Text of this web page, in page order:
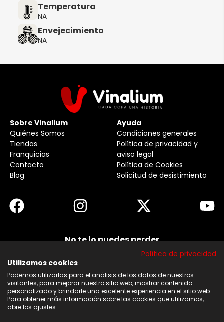
Temperatura
NA
Envejecimiento
NA
Sobre Vinalium
Quiénes Somos
Tiendas
Franquicias
Contacto
Blog
Ayuda
Condiciones generales
Política de privacidad y
aviso legal
Política de Cookies
Solicitud de desistimiento
No te lo puedes perder
ninguna de nuestras noticias, ofertas y
Acepto los términos y condiciones
Política de privacidad
Utilizamos cookies
Podemos utilizarlas para el análisis de los datos de nuestros
visitantes, para mejorar nuestro sitio web, mostrar contenido
personalizado y brindarle una excelente experiencia en el sitio web.
Para obtener más información sobre las cookies que utilizamos,
abre los ajustes.